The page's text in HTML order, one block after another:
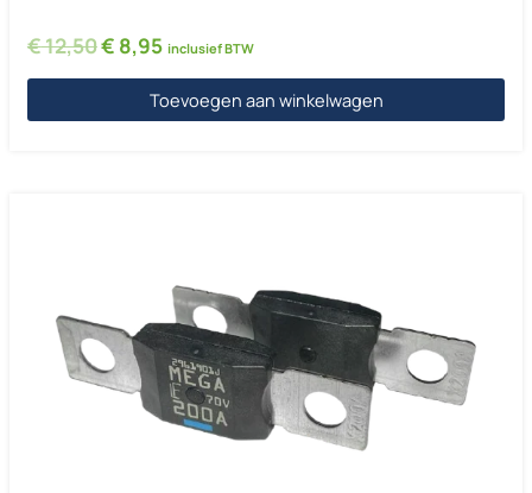
€12,50Oorspronkelijke prijs was: € 12,50.
€ 8,95Huidige prijs is: € 8,95.
inclusief BTW
Toevoegen aan winkelwagen